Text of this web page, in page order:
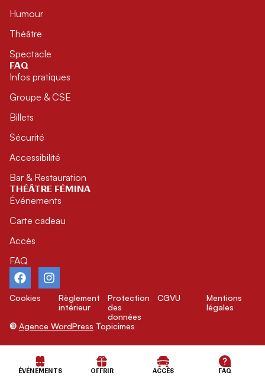
Humour
Théâtre
Spectacle
FAQ
Infos pratiques
Groupe & CSE
Billets
Sécurité
Accessibilité
Bar & Restauration
THÉÂTRE FÉMINA
Événements
Carte cadeau
Accès
FAQ
© Agence WordPress Topicimes
Cookies
Règlement
intérieur
Protection
des
données
CGVU
Mentions
légales
ÉVÉNEMENTS OFFRIR ACCÈS FAQ